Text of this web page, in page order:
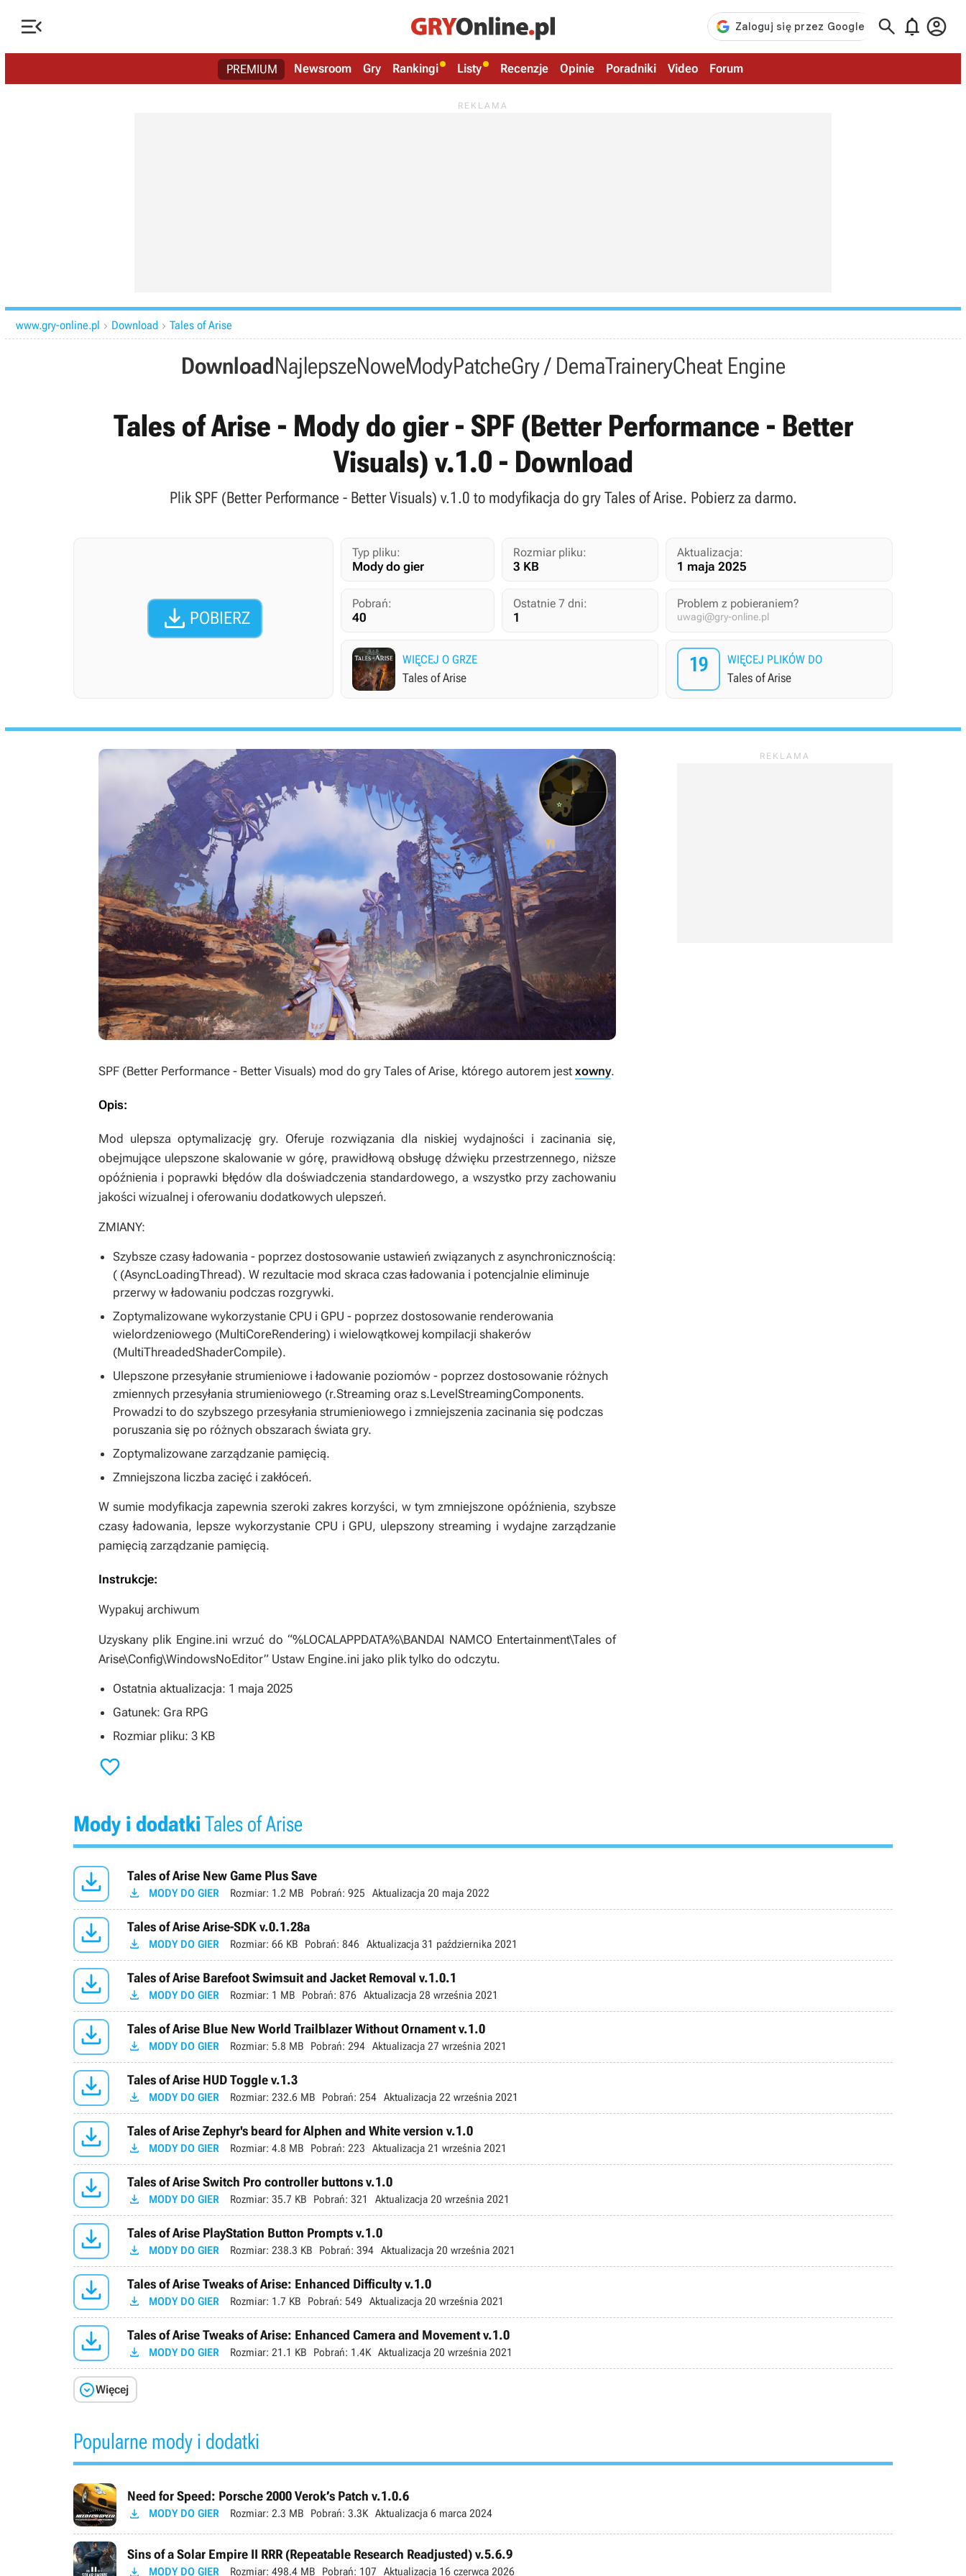
   
PREMIUM Newsroom Gry Rankingi Listy Recenzje Opinie Poradniki Video Forum
www.gry-online.pl  Download  Tales of Arise
DownloadNajlepszeNoweModyPatcheGry / DemaTraineryCheat Engine
Tales of Arise - Mody do gier - SPF (Better Performance - Better
Visuals) v.1.0 - Download
Plik SPF (Better Performance - Better Visuals) v.1.0 to modyfikacja do gry Tales of Arise. Pobierz za darmo.
 POBIERZ
Typ pliku:
Mody do gier
Rozmiar pliku:
3 KB
Aktualizacja:
1 maja 2025
Pobrań:
40
Ostatnie 7 dni:
1
Problem z pobieraniem?
uwagi@gry-online.pl
WIĘCEJ O GRZE
Tales of Arise
19 WIĘCEJ PLIKÓW DO
Tales of Arise
SPF (Better Performance - Better Visuals) mod do gry Tales of Arise, którego autorem jest xowny.
Opis:
Mod ulepsza optymalizację gry. Oferuje rozwiązania dla niskiej wydajności i zacinania się,
obejmujące ulepszone skalowanie w górę, prawidłową obsługę dźwięku przestrzennego, niższe
opóźnienia i poprawki błędów dla doświadczenia standardowego, a wszystko przy zachowaniu
jakości wizualnej i oferowaniu dodatkowych ulepszeń.
ZMIANY:
Szybsze czasy ładowania - poprzez dostosowanie ustawień związanych z asynchronicznością:
( (AsyncLoadingThread). W rezultacie mod skraca czas ładowania i potencjalnie eliminuje
przerwy w ładowaniu podczas rozgrywki.
Zoptymalizowane wykorzystanie CPU i GPU - poprzez dostosowanie renderowania
wielordzeniowego (MultiCoreRendering) i wielowątkowej kompilacji shakerów
(MultiThreadedShaderCompile).
Ulepszone przesyłanie strumieniowe i ładowanie poziomów - poprzez dostosowanie różnych
zmiennych przesyłania strumieniowego (r.Streaming oraz s.LevelStreamingComponents.
Prowadzi to do szybszego przesyłania strumieniowego i zmniejszenia zacinania się podczas
poruszania się po różnych obszarach świata gry.
Zoptymalizowane zarządzanie pamięcią.
Zmniejszona liczba zacięć i zakłóceń.
W sumie modyfikacja zapewnia szeroki zakres korzyści, w tym zmniejszone opóźnienia, szybsze
czasy ładowania, lepsze wykorzystanie CPU i GPU, ulepszony streaming i wydajne zarządzanie
pamięcią zarządzanie pamięcią.
Instrukcje:
Wypakuj archiwum
Uzyskany plik Engine.ini wrzuć do “%LOCALAPPDATA%\BANDAI NAMCO Entertainment\Tales of
Arise\Config\WindowsNoEditor” Ustaw Engine.ini jako plik tylko do odczytu.
Ostatnia aktualizacja: 1 maja 2025
Gatunek: Gra RPG
Rozmiar pliku: 3 KB

Mody i dodatkiTales of Arise
 Tales of Arise New Game Plus Save
 MODY DO GIER Rozmiar: 1.2 MB Pobrań: 925 Aktualizacja 20 maja 2022
 Tales of Arise Arise-SDK v.0.1.28a
 MODY DO GIER Rozmiar: 66 KB Pobrań: 846 Aktualizacja 31 października 2021
 Tales of Arise Barefoot Swimsuit and Jacket Removal v.1.0.1
 MODY DO GIER Rozmiar: 1 MB Pobrań: 876 Aktualizacja 28 września 2021
 Tales of Arise Blue New World Trailblazer Without Ornament v.1.0
 MODY DO GIER Rozmiar: 5.8 MB Pobrań: 294 Aktualizacja 27 września 2021
 Tales of Arise HUD Toggle v.1.3
 MODY DO GIER Rozmiar: 232.6 MB Pobrań: 254 Aktualizacja 22 września 2021
 Tales of Arise Zephyr's beard for Alphen and White version v.1.0
 MODY DO GIER Rozmiar: 4.8 MB Pobrań: 223 Aktualizacja 21 września 2021
 Tales of Arise Switch Pro controller buttons v.1.0
 MODY DO GIER Rozmiar: 35.7 KB Pobrań: 321 Aktualizacja 20 września 2021
 Tales of Arise PlayStation Button Prompts v.1.0
 MODY DO GIER Rozmiar: 238.3 KB Pobrań: 394 Aktualizacja 20 września 2021
 Tales of Arise Tweaks of Arise: Enhanced Difficulty v.1.0
 MODY DO GIER Rozmiar: 1.7 KB Pobrań: 549 Aktualizacja 20 września 2021
 Tales of Arise Tweaks of Arise: Enhanced Camera and Movement v.1.0
 MODY DO GIER Rozmiar: 21.1 KB Pobrań: 1.4K Aktualizacja 20 września 2021
Więcej
Popularne mody i dodatki
Need for Speed: Porsche 2000 Verok’s Patch v.1.0.6
 MODY DO GIER Rozmiar: 2.3 MB Pobrań: 3.3K Aktualizacja 6 marca 2024
Sins of a Solar Empire II RRR (Repeatable Research Readjusted) v.5.6.9
 MODY DO GIER Rozmiar: 498.4 MB Pobrań: 107 Aktualizacja 16 czerwca 2026